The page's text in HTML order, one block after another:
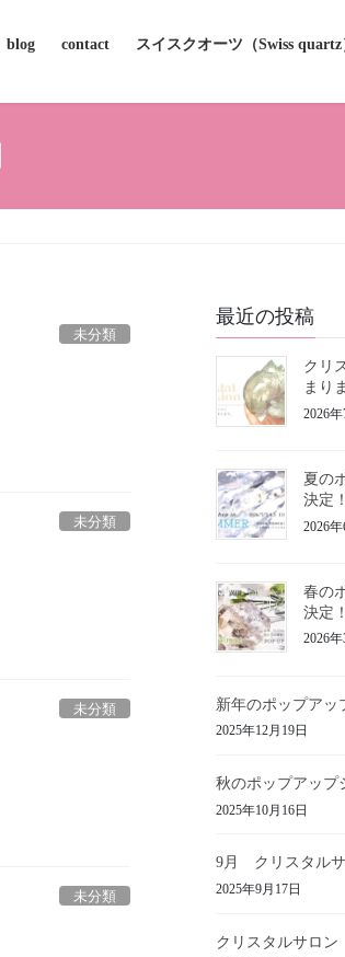
blog contact スイスクオーツ（Swiss
未分類
未分類
未分類
未分類
最近の投稿
クリ
まり
2026
夏の
決定！
2026
春の
決定！
2026年
新年のポップアッ
2025年12月19日
秋のポップアップ
2025年10月16日
9月 クリスタルサ
2025年9月17日
クリスタルサロ